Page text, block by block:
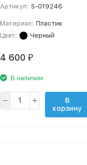
Артикул: S-019246
Материал: Пластик
Цвет:
Черный
4 600 ₽
В наличии
В
корзину